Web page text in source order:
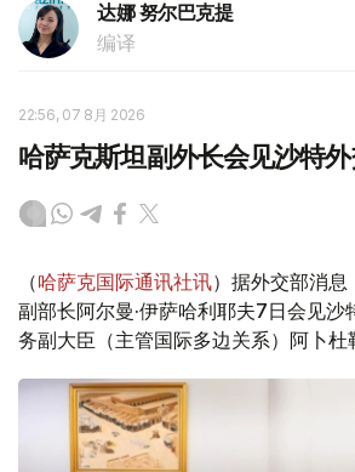
达娜 努尔巴克提
编译
22:56, 07 8月 2026
哈萨克斯坦副外长会见沙特
（哈萨克国际通讯社讯）据外交部消
副部长阿尔曼·伊萨哈利耶夫7日会见沙
务副大臣（主管国际多边关系）阿卜杜